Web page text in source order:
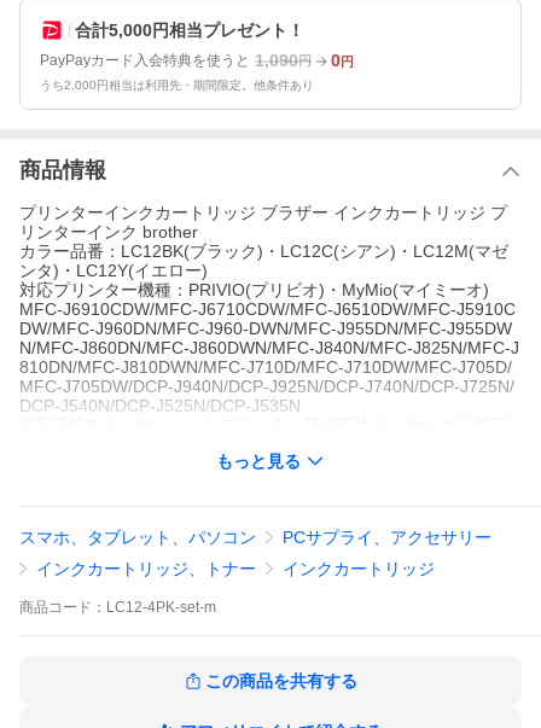
合計5,000円相当プレゼント！
PayPayカード入会特典を使うと 1,090円 0円
うち2,000円相当は利用先・期間限定。他条件あり
商品情報
プリンターインクカートリッジ ブラザー インクカートリッジ プ
リンターインク brother
カラー品番：LC12BK(ブラック)・LC12C(シアン)・LC12M(マゼ
ンタ)・LC12Y(イエロー)
対応プリンター機種：PRIVIO(プリビオ)・MyMio(マイミーオ)
MFC-J6910CDW/MFC-J6710CDW/MFC-J6510DW/MFC-J5910C
DW/MFC-J960DN/MFC-J960-DWN/MFC-J955DN/MFC-J955DW
N/MFC-J860DN/MFC-J860DWN/MFC-J840N/MFC-J825N/MFC-J
810DN/MFC-J810DWN/MFC-J710D/MFC-J710DW/MFC-J705D/
MFC-J705DW/DCP-J940N/DCP-J925N/DCP-J740N/DCP-J725N/
DCP-J540N/DCP-J525N/DCP-J535N
に交換、プリンターにセットしてご使用いただけます。格安・激
もっと見る
スマホ、タブレット、パソコン
PCサプライ、アクセサリー
インクカートリッジ、トナー
インクカートリッジ
商品 コード： LC12-4PK-set-m
この商品を共有する